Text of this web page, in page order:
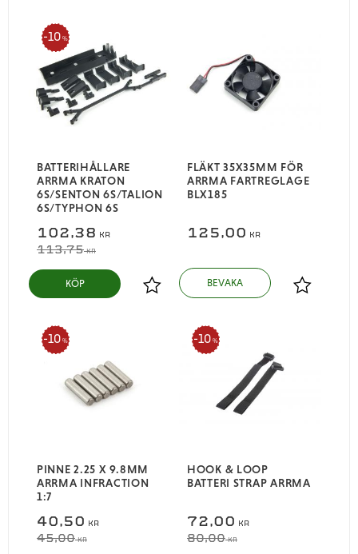
BATTERIHÅLLARE
ARRMA KRATON
6S/SENTON 6S/TALION
6S/TYPHON 6S
102,38 KR
113,75KR
10 %
Lägg till i favoriter
KÖP
FLÄKT 35X35MM FÖR
ARRMA FARTREGLAGE
BLX185
125,00 KR
Lägg till i
PINNE 2.25 X 9.8MM
ARRMA INFRACTION
1:7​
40,50 KR
45,00KR
10 %
HOOK & LOOP
BATTERI STRAP ARRMA
72,00 KR
80,00KR
10 %